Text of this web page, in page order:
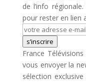
de l’info
pour rester en lien
s’inscrire
France
vous envoyer la
sélection